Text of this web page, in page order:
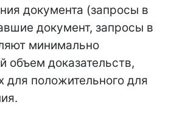
документа (запросы в
документ, запросы в
минимально
объем доказательств,
для положительного для